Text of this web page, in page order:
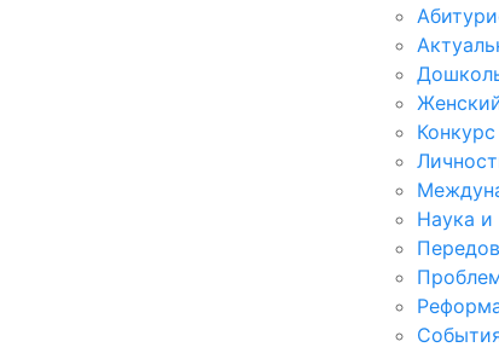
Конкурс
Наука и